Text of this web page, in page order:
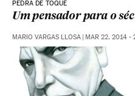
PEDRA DE TOQUE
Um pensador para o
MARIO VARGAS LLOSA | MAR 22, 2014 -